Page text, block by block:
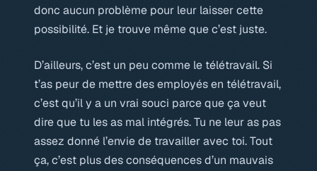
donc aucun problème pour leur laisser cette
possibilité. Et je trouve même que c’est juste.
D’ailleurs, c’est un peu comme le télétravail. Si
t’as peur de mettre des employés en télétravail,
c’est qu’il y a un vrai souci parce que ça veut
dire que tu les as mal intégrés. Tu ne leur as pas
assez donné l’envie de travailler avec toi. Tout
ça, c’est plus des conséquences d’un mauvais